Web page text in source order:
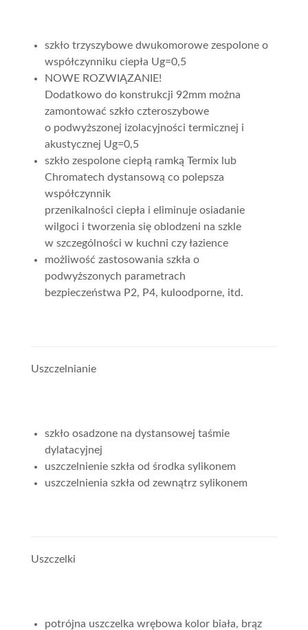
szkło trzyszybowe dwukomorowe zespolone o
współczynniku ciepła Ug=0,5
NOWE ROZWIĄZANIE!
Dodatkowo do konstrukcji 92mm można
zamontować szkło czteroszybowe
o podwyższonej izolacyjności termicznej i
akustycznej Ug=0,5
szkło zespolone ciepłą ramką Termix lub
Chromatech dystansową co polepsza
współczynnik
przenikalności ciepła i eliminuje osiadanie
wilgoci i tworzenia się oblodzeni na szkle
w szczególności w kuchni czy łazience
możliwość zastosowania szkła o
podwyższonych parametrach
bezpieczeństwa P2, P4, kuloodporne, itd.
Uszczelnianie
szkło osadzone na dystansowej taśmie
dylatacyjnej
uszczelnienie szkła od środka sylikonem
uszczelnienia szkła od zewnątrz sylikonem
Uszczelki
potrójna uszczelka wrębowa kolor biała, brąz